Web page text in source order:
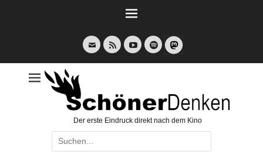
E-
Mail
Feed YouTubeSpotify
Der erste Eindruck direkt nach dem Kino
Suche
nach: